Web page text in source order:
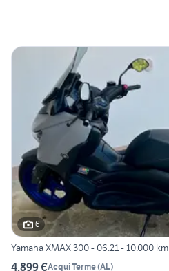
6
Yamaha XMAX 300 - 06.21 - 10.000 km
4.899 €Acqui Terme(AL)